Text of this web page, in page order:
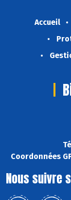
Accueil
Coordonnées
Nous suivre